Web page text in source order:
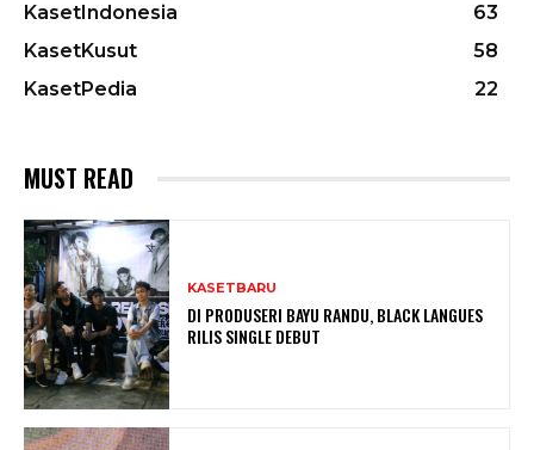
KasetIndonesia
63
KasetKusut
58
KasetPedia
22
MUST READ
KASETBARU
DI PRODUSERI BAYU RANDU, BLACK LANGUES
RILIS SINGLE DEBUT